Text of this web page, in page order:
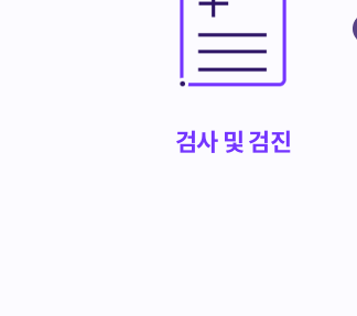
검사 및 검진